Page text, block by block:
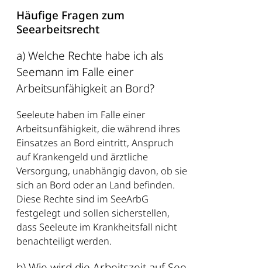
Häufige Fragen zum
Seearbeitsrecht
a) Welche Rechte habe ich als
Seemann im Falle einer
Arbeitsunfähigkeit an Bord?
Seeleute haben im Falle einer
Arbeitsunfähigkeit, die während ihres
Einsatzes an Bord eintritt, Anspruch
auf Krankengeld und ärztliche
Versorgung, unabhängig davon, ob sie
sich an Bord oder an Land befinden.
Diese Rechte sind im SeeArbG
festgelegt und sollen sicherstellen,
dass Seeleute im Krankheitsfall nicht
benachteiligt werden.